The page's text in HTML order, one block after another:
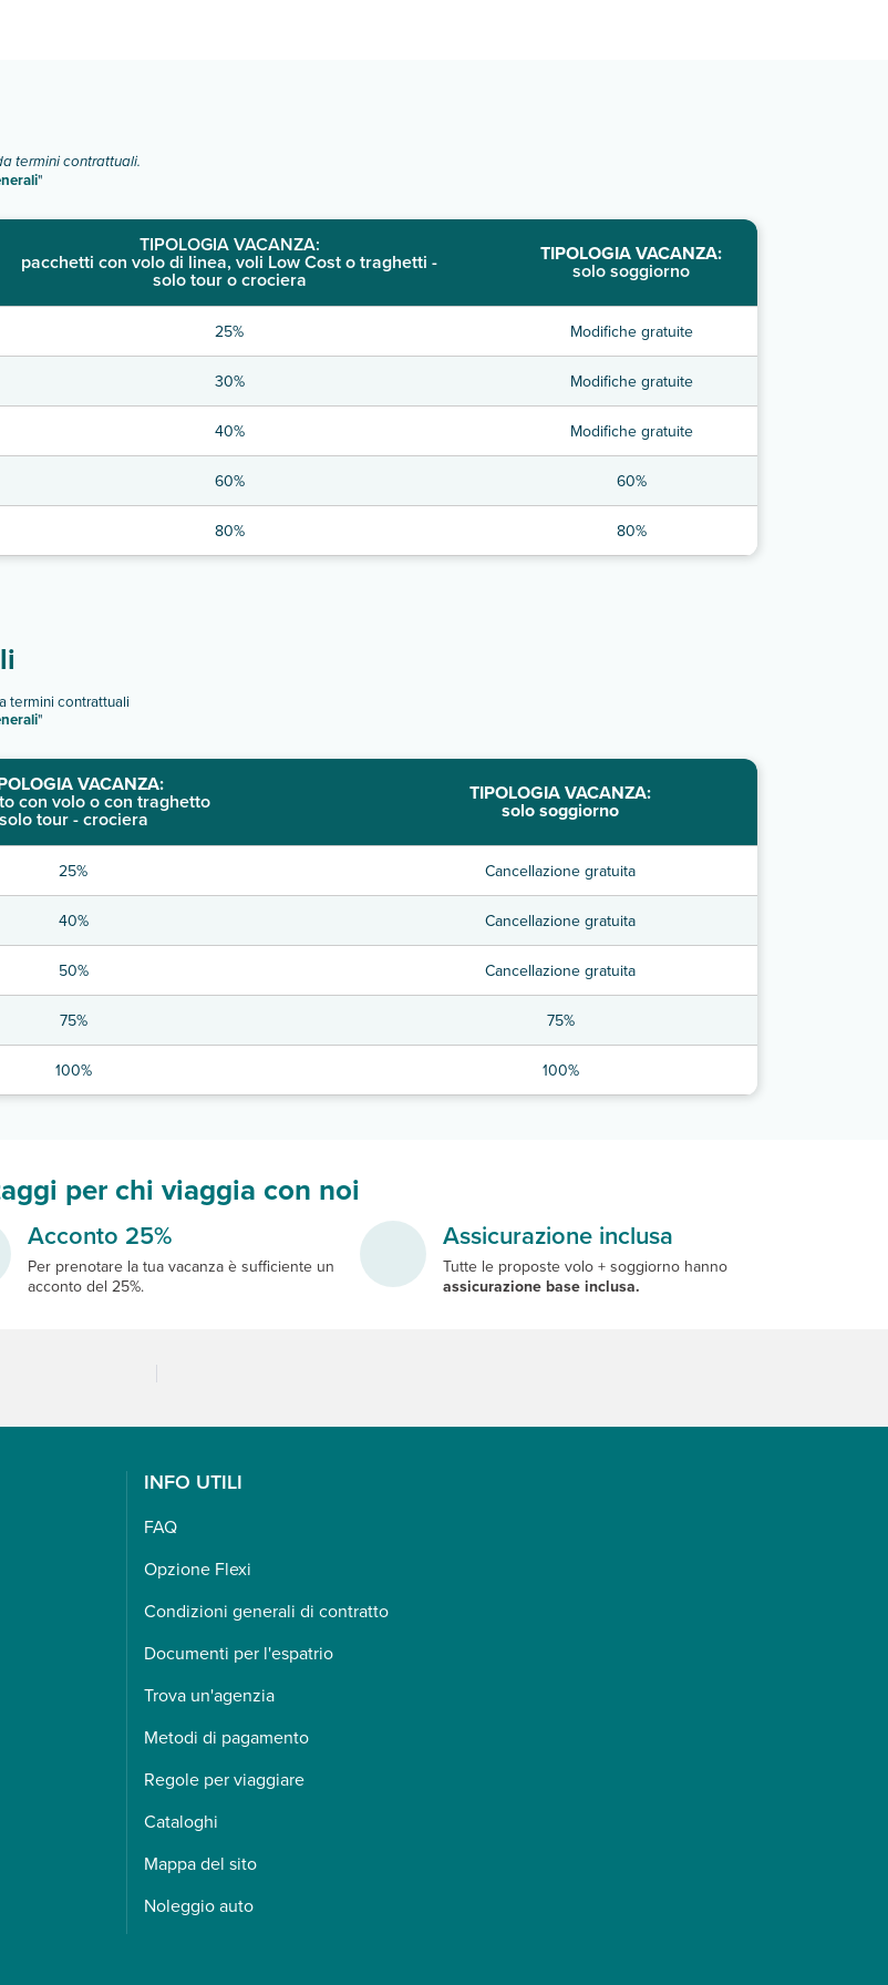
termini contrattuali.
"
TIPOLOGIA VACANZA:
pacchetti con volo di linea, voli Low Cost o traghetti -
solo tour o crociera
TIPOLOGIA VACANZA:
solo soggiorno
25% Modifiche gratuite
30% Modifiche gratuite
40% Modifiche gratuite
60% 60%
80% 80%
termini contrattuali
"
VACANZA:
con volo o con traghetto
solo tour - crociera
TIPOLOGIA VACANZA:
solo soggiorno
25% Cancellazione gratuita
40% Cancellazione gratuita
50% Cancellazione gratuita
75% 75%
100% 100%
per chi viaggia con noi
Acconto 25%
Per prenotare la tua vacanza è sufficiente un
acconto del 25%.
Assicurazione inclusa
Tutte le proposte volo + soggiorno hanno
assicurazione base inclusa.
INFO UTILI
FAQ
Opzione Flexi
Condizioni generali di contratto
Documenti per l'espatrio
Trova un'agenzia
Metodi di pagamento
Regole per viaggiare
Cataloghi
Mappa del sito
Noleggio auto